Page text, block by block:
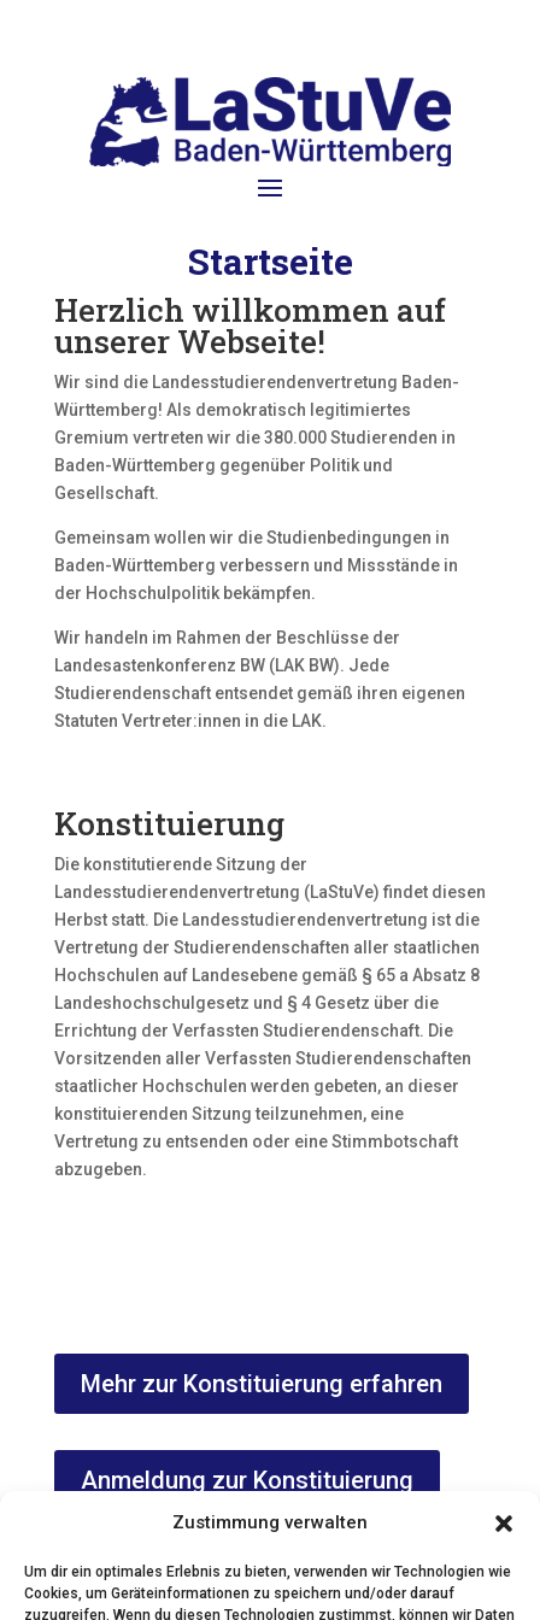
Zustimmung verwalten
Um dir ein optimales Erlebnis zu bieten, verwenden wir Technologien wie
Cookies, um Geräteinformationen zu speichern und/oder darauf
zuzugreifen. Wenn du diesen Technologien zustimmst, können wir Daten
Startseite
Herzlich willkommen auf
unserer Webseite!
Wir sind die Landesstudierendenvertretung Baden-
Württemberg! Als demokratisch legitimiertes
Gremium vertreten wir die 380.000 Studierenden in
Baden-Württemberg gegenüber Politik und
Gesellschaft.
Gemeinsam wollen wir die Studienbedingungen in
Baden-Württemberg verbessern und Missstände in
der Hochschulpolitik bekämpfen.
Wir handeln im Rahmen der Beschlüsse der
Landesastenkonferenz BW (LAK BW). Jede
Studierendenschaft entsendet gemäß ihren eigenen
Statuten Vertreter:innen in die LAK.
Konstituierung
Die konstitutierende Sitzung der
Landesstudierendenvertretung (LaStuVe) findet diesen
Herbst statt. Die Landesstudierendenvertretung ist die
Vertretung der Studierendenschaften aller staatlichen
Hochschulen auf Landesebene gemäß § 65 a Absatz 8
Landeshochschulgesetz und § 4 Gesetz über die
Errichtung der Verfassten Studierendenschaft. Die
Vorsitzenden aller Verfassten Studierendenschaften
staatlicher Hochschulen werden gebeten, an dieser
konstituierenden Sitzung teilzunehmen, eine
Vertretung zu entsenden oder eine Stimmbotschaft
abzugeben.
Mehr zur Konstituierung erfahren
Anmeldung zur Konstituierung